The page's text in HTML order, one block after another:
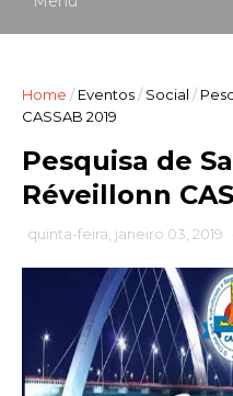
Home / Eventos/ Social /
CASSAB 2019
Pesquisa de
Réveillonn
quinta-feira, janeiro 03, 2019